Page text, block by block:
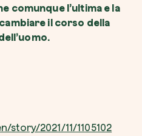
comunque l’ultima e la
il corso della
2021/11/1105102